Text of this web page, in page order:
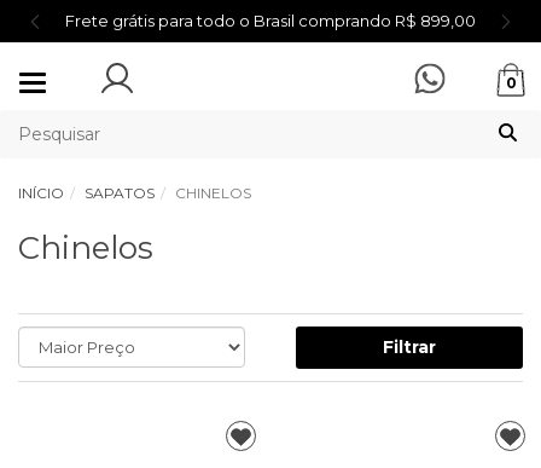
Frete grátis para todo o Brasil comprando R$ 899,00
Mudar
0
INÍCIO SAPATOS CHINELOS
Chinelos
Filtrar